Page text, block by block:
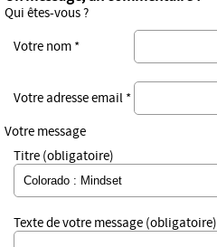
Qui êtes-vous ?
Votre nom *
Votre adresse email *
Votre message
Titre (obligatoire)
Texte de votre message (obligatoire)